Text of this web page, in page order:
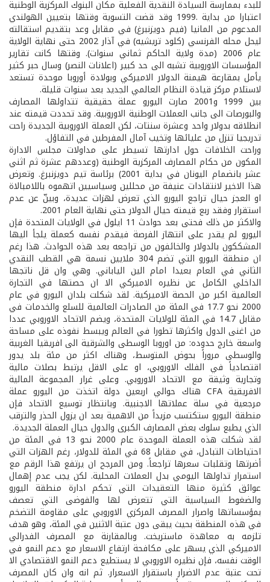
للبدء بممارسة السيادة النقدية الفعلية مكان البنوك المركزية الوطنية
اعتبارا من بداية .1999 وقد قضت التسوية وقتها بتعيين الهولندي
المدعوم من المانيا (فيم دويزنبرغ) في مقابل وعد بتقديم استقالته
ليحل محله الفرنسي (كلود تريشيه) في آذار 2002 حتى نهاية الولاية
عام 2006 (مدة ولاية الحاكم ثماني سنوات). وقتها كانت تقارير
المؤسسات الاوروبية تشبه الى حد كبير (اعلانات النصر) وسال حبر كثير
يأمل بمقارعة هيمنة الدولار الاميركي وبولادة أوروبا موحدة تستعد
لاستلام مركز قيادة النظام العالمي الجديد بعد سنوات قليلة.
بين 1999 و2001 صارت اليورو عملة حقيقية تتداولها المصارف
والبورصات الى جانب العملات الوطنية الاوروبية. وقد تحددت قيمته عند
انطلاقه بدولار واحد وعشرة سنتات، لكن العملة الاوروبية الجديدة راحت
تدريجيا تنزل من عليائها وتخيب آمال المفرطين في التفاؤل.
وراحت الخلافات حول ادارتها تسيطر على مداولات مجلس الادارة
المكون من حكام المصارف المركزية الوطنية (وعددهم عشرة ثم اثني
عشر بانضمام اليونان في بداية 2001) برئاسة تيم دويزنبرغ. وتعرض
هذا الاخير لانتقادات عنيفة من محللين وسياسيين اتهموه باللامبالاة
او العجز حيال تراجع اليورو الذي تعرض لهزات عديدة، وبينّ عن عدم
استقرار وفقد ربع قيمته حيال الدولار حتى نهاية العام 2001.
والاكثر من ذلك فحتى بعد حوادث 11 ايلول في الولايات المتحدة فإن
اليورو لم يقدر على انتهاز الفرصة فيقدم نفسه كعملة يلجأ اليها
المشككون بالدولار والخائفون من تراجعه بعد هذه الحوادث. هذا رغم
ان منطقة اليورو التي تضم 304 ملايين نسمة هي القطب النقدي
الثاني في العام بعيدا امام الين الياباني. وهي وان قل ناتجها
الداخلي الكامل عن نظيره الاميركي الا ان حصتها في التجارة
العالمية اكبر من الحصة الاميركية. لقد شكلت بلدان اليورو في عام
2000 نحو 17.7 في المئة من الصادرات العالمية للسلع والخدمات في
مقابل 14.7 في المئة للولايات المتحدة، ويضم الاتحاد الاوروبي عددا
من اغنى الدول واكثرها تطورا في العالم ويبسط نفوذه على مساحة
واسعة خارج حدوده: من اوروبا الوسطى والشرقية الى افريقيا الغربية
والوسطى مروراً بحوض المتوسط، وهناك اكثر من مئة بلد يدور
اقتصادياً في الفلك الاوروبي، او على الاقل يرتبط بصلات مالية
وتجارية وثيقة مع الاتحاد الاوروبي. وعلى غرار المجموعة المالية
الافريقية CFA هناك حوالي اربعين دولة اتخذت من اليورو عملة
مرجعية في سلة عملاتها الاجنبية. وبانتظار توسيع الاتحاد فإن
منطقة اليورو ستكتسب مزيداً من الاهمية بعد ان يزول الحذر والترقب
الذي يطبع سلوك بعض المصارف الكبرى والدول حيال العملة الجديدة.
لقد شكلت هذه العملة الموحدة عام 2000 نحو 13 في المئة من
احتياطات التبادل، في مقابل 68 في المئة للدولار، رغم الهزات التي
أضرتها وتقلبات سعرها تراجعاً. ومن المرجح ان يرتفع هذا الرقم مع
استمرار تداولها اليومي بدل العملات المحلية. لكن يجب عدم إهمال
عوائق كثيرة منها التعقيدات التي تحكم ادارة منطقة اليورو
والضغوط السياسية التي تتعرض لها والفوضى التي تعصف
بمؤسساتها واصرار المصرف المركزي الاوروبي على مقاومة التضخم
في هذه المنطقة بحيث يبقى دون عتبة الاثنين في المئة، وهو هدف
تلزمه به معاهدة ماستريخت. وبالمقارنة مع المصرف الفدرالي
الاميركي الذي يسهر على مكافحة ارتفاع الاسعار مع دعم النمو في
الوقت نفسه، فإن نظيره الاوروبي لا يستطيع دعم النمو الاقتصادي الا
تحت عتبة عدم الاضرار باستقرار الاسعرار. ثم انه وان كان المصرف